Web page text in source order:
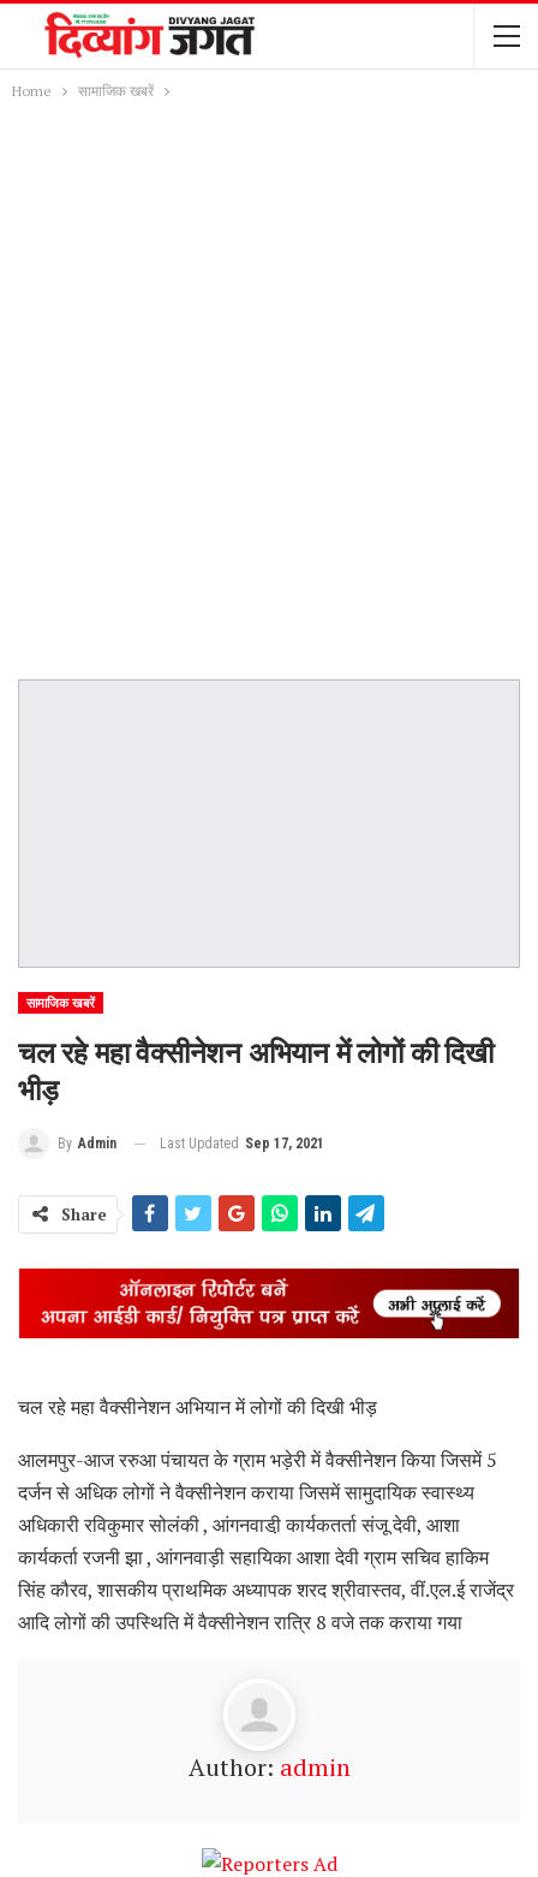
Home सामाजिक खबरें
सामाजिक खबरें
चल रहे महा वैक्सीनेशन अभियान में लोगों की दिखी
भीड़
By Admin Last Updated Sep 17, 2021
Share
चल रहे महा वैक्सीनेशन अभियान में लोगों की दिखी भीड़
आलमपुर-आज ररुआ पंचायत के ग्राम भड़ेरी में वैक्सीनेशन किया जिसमें 5
दर्जन से अधिक लोगों ने वैक्सीनेशन कराया जिसमें सामुदायिक स्वास्थ्य
अधिकारी रविकुमार सोलंकी , आंगनवाडी़ कार्यकतर्ता संजू देवी, आशा
कार्यकर्ता रजनी झा , आंगनवाड़ी सहायिका आशा देवी ग्राम सचिव हाकिम
सिंह कौरव, शासकीय प्राथमिक अध्यापक शरद श्रीवास्तव, वीं.एल.ई राजेंद्र
आदि लोगों की उपस्थिति में वैक्सीनेशन रात्रि 8 वजे तक कराया गया
Author: admin